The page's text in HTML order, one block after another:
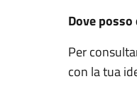
Dove
Per
con la tua